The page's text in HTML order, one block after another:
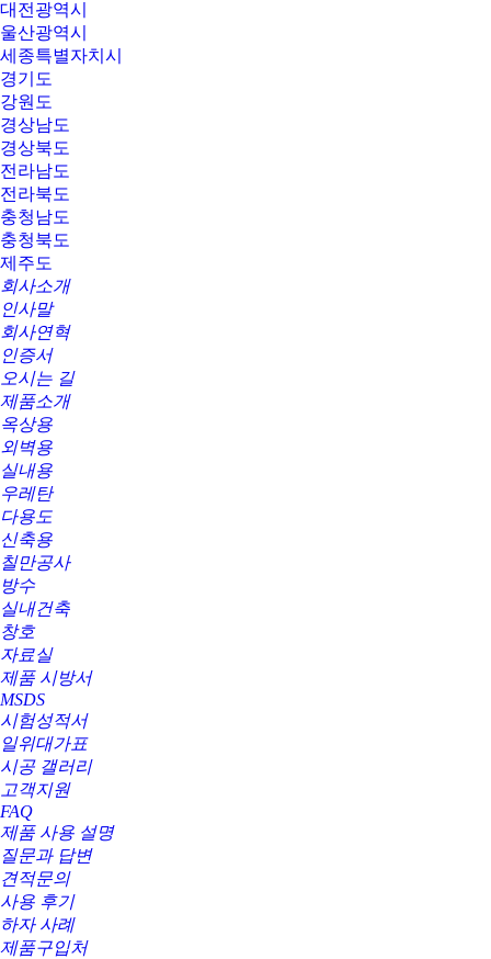
대전광역시
울산광역시
세종특별자치시
경기도
강원도
경상남도
경상북도
전라남도
전라북도
충청남도
충청북도
제주도
회사소개
인사말
회사연혁
인증서
오시는 길
제품소개
옥상용
외벽용
실내용
우레탄
다용도
신축용
칠만공사
방수
실내건축
창호
자료실
제품 시방서
MSDS
시험성적서
일위대가표
시공 갤러리
고객지원
FAQ
제품 사용 설명
질문과 답변
견적문의
사용 후기
하자 사례
제품구입처